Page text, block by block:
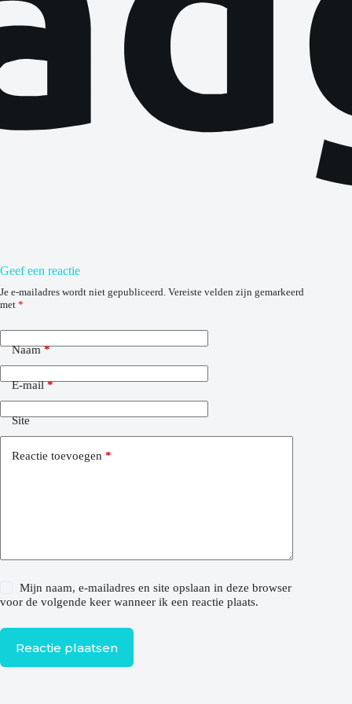
Geef een reactie
Je e-mailadres wordt niet gepubliceerd. Vereiste velden zijn gemarkeerd
met *
Naam*
E-mail*
Site
Reactie toevoegen *
Mijn naam, e-mailadres en site opslaan in deze browser
voor de volgende keer wanneer ik een reactie plaats.
Reactie plaatsen